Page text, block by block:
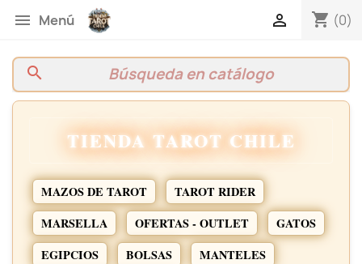
 Menú shopping_cart (0)

search
TIENDA TAROT CHILE
MAZOS DE TAROT
TAROT RIDER
MARSELLA
OFERTAS - OUTLET
GATOS
EGIPCIOS
BOLSAS
MANTELES